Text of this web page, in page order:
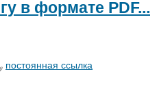
в формате PDF...
постоянная ссылка